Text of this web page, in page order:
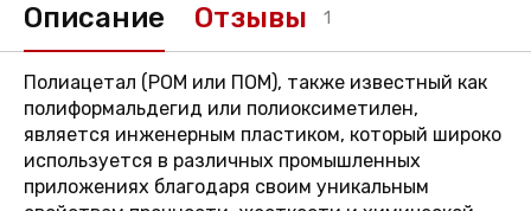
Описание Отзывы 1
Полиацетал (POM или ПОМ), также известный как
полиформальдегид или полиоксиметилен,
является инженерным пластиком, который широко
используется в различных промышленных
приложениях благодаря своим уникальным